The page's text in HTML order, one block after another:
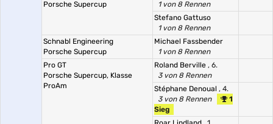
Porsche Supercup
1 von 8 Rennen
Stefano Gattuso
1 von 8 Rennen
Schnabl Engineering
Porsche Supercup
Michael Fassbender
1 von 8 Rennen
Pro GT
Porsche Supercup, Klasse
ProAm
Roland Berville , 6.
3 von 8 Rennen
Stéphane Denoual , 4.
3 von 8 Rennen
1
Sieg